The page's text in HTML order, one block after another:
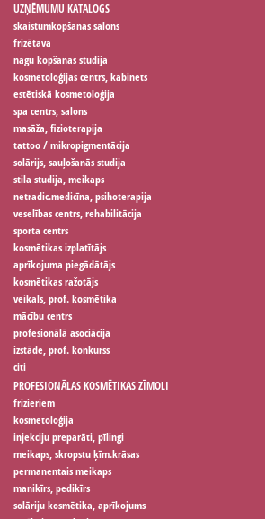
UZŅĒMUMU KATALOGS
skaistumkopšanas salons
frizētava
nagu kopšanas studija
kosmetoloģijas centrs, kabinets
estētiskā kosmetoloģija
spa centrs, salons
masāža, fizioterapija
tattoo / mikropigmentācija
solārijs, sauļošanās studija
stila studija, meikaps
netradic.medicīna, psihoterapija
veselības centrs, rehabilitācija
sporta centrs
kosmētikas izplatītājs
aprīkojuma piegādātājs
kosmētikas ražotājs
veikals, prof. kosmētika
mācību centrs
profesionālā asociācija
izstāde, prof. konkurss
citi
PROFESIONĀLAS KOSMĒTIKAS ZĪMOLI
frizieriem
kosmetoloģija
injekciju preparāti, pīlingi
meikaps, skropstu ķīm.krāsas
permanentais meikaps
manikīrs, pedikīrs
solāriju kosmētika, aprīkojums